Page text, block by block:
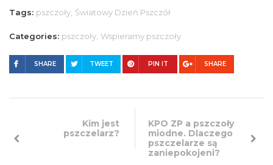
Tags: pszczoły, Światowy Dzień Pszczół
Categories: pszczoły, Wspieramy pszczoły
SHARE TWEET PIN IT SHARE
Kim jest
pszczelarz?
KPO ZP a pszczoły
miodne. Dlaczego
pszczelarze są
zaniepokojeni?